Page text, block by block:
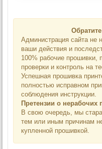
Администрация сайта не
ваши действия и
100% рабочие прошивки,
проверки и контроль на
Успешная прошивка
полностью исправном
соблюдения инструкции.
Претензии о
В свою очередь, мы
тем или иным причинам
купленной прошивкой.